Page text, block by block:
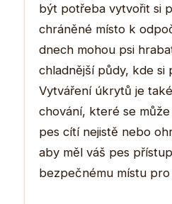
být potřeba vytvořit si
chráněné místo k
dnech mohou psi
chladnější půdy, kde si
Vytváření úkrytů je
chování, které se
pes cítí nejistě nebo
aby měl váš pes
bezpečnému místu